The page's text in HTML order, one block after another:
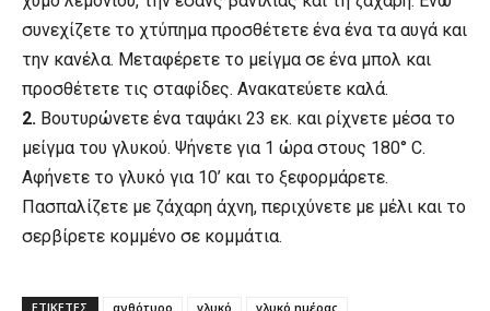
συνεχίζετε το χτύπημα προσθέτετε ένα ένα τα αυγά και
την κανέλα. Μεταφέρετε το μείγμα σε ένα μπολ και
προσθέτετε τις σταφίδες. Ανακατεύετε καλά.
2. Βουτυρώνετε ένα ταψάκι 23 εκ. και ρίχνετε μέσα το
μείγμα του γλυκού. Ψήνετε για 1 ώρα στους 180° C.
Αφήνετε το γλυκό για 10’ και το ξεφορμάρετε.
Πασπαλίζετε με ζάχαρη άχνη, περιχύνετε με μέλι και το
σερβίρετε κομμένο σε κομμάτια.
ΕΤΙΚΕΤΕΣ ανθότυρο γλυκό γλυκό ημέρας